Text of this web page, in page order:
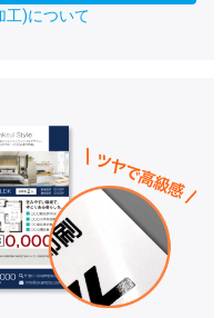
工)について